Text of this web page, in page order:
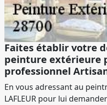
Faites établir votre
peinture extérieure
professionnel Artisan
En vous adressant au
LAFLEUR pour lui